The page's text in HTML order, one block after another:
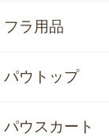
フラ用品
パウトップ
パウスカート